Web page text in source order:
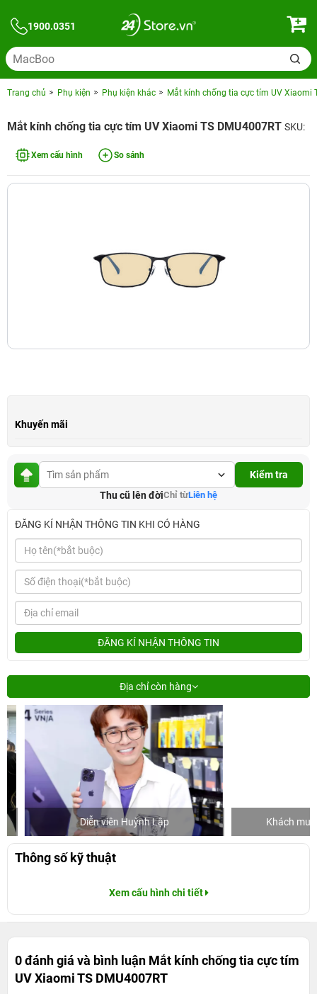
1900.0351
Trang chủ Phụ kiện Phụ kiện khác Mắt kính chống tia cực tím UV Xiaomi
Mắt kính chống tia cực tím UV Xiaomi TS DMU4007RT SKU:
Xem cấu hình So sánh
Khuyến mãi
Kiểm tra
Thu cũ lên đờiChỉ từLiên hệ
ĐĂNG KÍ NHẬN THÔNG TIN KHI CÓ HÀNG
ĐĂNG KÍ NHẬN THÔNG TIN
Địa chỉ còn hàng
Diễn viên Huỳnh Lập Khách mua
Thông số kỹ thuật
Xem cấu hình chi tiết
0 đánh giá và bình luận Mắt kính chống tia cực tím
UV Xiaomi TS DMU4007RT